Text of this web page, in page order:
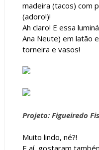
madeira (tacos) com
(adoro!)!
Ah claro! E essa
Ana Neute) em latão
torneira e vasos!
Projeto: Figueiredo
Muito lindo, né?!
E aí, gostaram